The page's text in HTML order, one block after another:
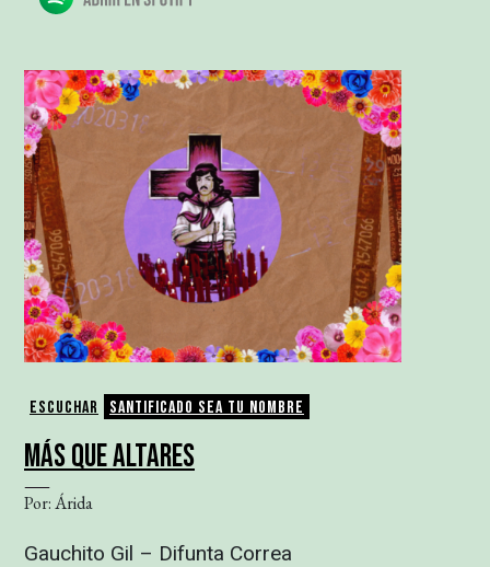
Escuchar Santificado sea tu nombre
MÁS QUE ALTARES
Por: Árida
Gauchito Gil – Difunta Correa